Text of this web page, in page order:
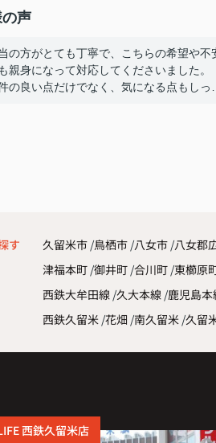
声
の方がとても丁寧で、こちらの希望や不
親身になって対応してくださいました。
の良い点だけでなく、気になる点もしっか
す 久留米市 鳥栖市 八女市 八女郡
津福本町 御井町 合川町 東櫛原
西鉄大牟田線 久大本線 鹿児島本
西鉄久留米 花畑 南久留米 久留
西鉄久留米店